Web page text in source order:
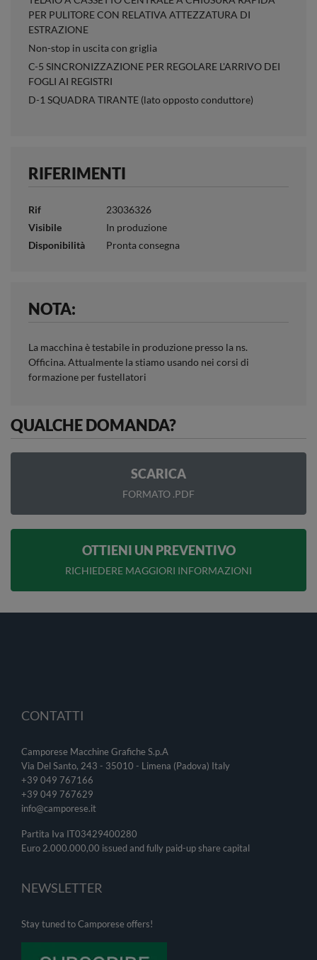
PER PULITORE CON RELATIVA ATTEZZATURA DI
ESTRAZIONE
Non-stop in uscita con griglia
C-5 SINCRONIZZAZIONE PER REGOLARE L'ARRIVO DEI
FOGLI AI REGISTRI
D-1 SQUADRA TIRANTE (lato opposto conduttore)
RIFERIMENTI
Rif
23036326
Visibile
In produzione
Disponibilità
Pronta consegna
NOTA:
La macchina è testabile in produzione presso la ns.
Officina. Attualmente la stiamo usando nei corsi di
formazione per fustellatori
QUALCHE DOMANDA?
SCARICA
FORMATO .PDF
OTTIENI UN PREVENTIVO
RICHIEDERE MAGGIORI INFORMAZIONI
CONTATTI
Camporese Macchine Grafiche S.p.A
Via Del Santo, 243 - 35010 - Limena (Padova) Italy
+39 049 767166
+39 049 767629
info@camporese.it
Partita Iva IT03429400280
Euro 2.000.000,00 issued and fully paid-up share capital
NEWSLETTER
Stay tuned to Camporese offers!